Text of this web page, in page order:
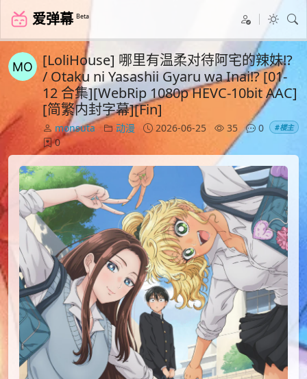
爱弹幕 Beta
[LoliHouse] 哪里有温柔对待阿宅的辣妹!?
/ Otaku ni Yasashii Gyaru wa Inai!? [01-
12 合集][WebRip 1080p HEVC-10bit AAC]
[简繁内封字幕][Fin]
monsuta 动漫 2026-06-25 35
0
0
#楼主